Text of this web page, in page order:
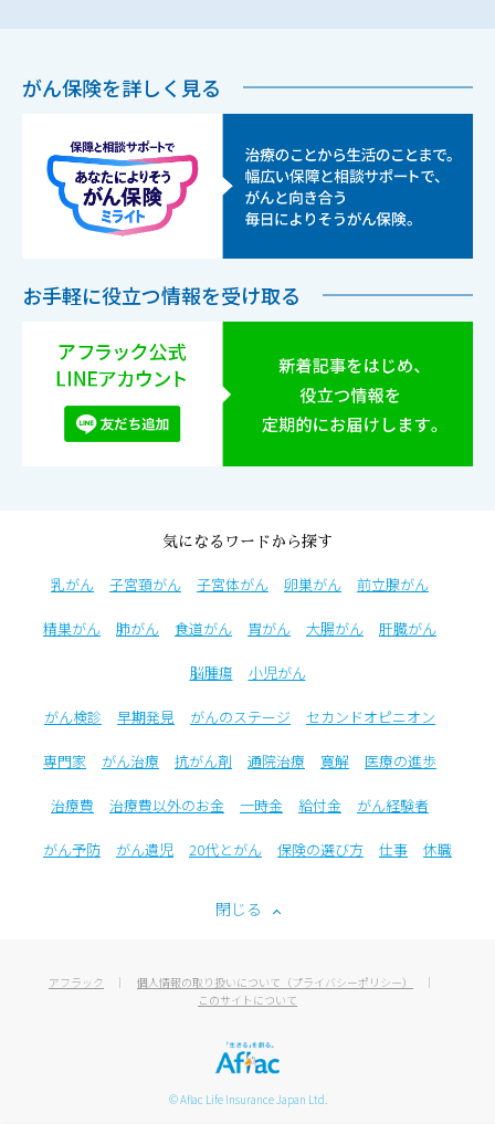
がん保険を詳しく見る
お手軽に役立つ情報を受け取る
気になるワードから探す
乳がん 子宮頚がん 子宮体がん 卵巣がん 前立腺がん
精巣がん 肺がん 食道がん 胃がん 大腸がん 肝臓がん
脳腫瘍 小児がん
がん検診 早期発見 がんのステージ セカンドオピニオン
専門家 がん治療 抗がん剤 通院治療 寛解 医療の進歩
治療費 治療費以外のお金 一時金 給付金 がん経験者
がん予防 がん遺児 20代とがん 保険の選び方 仕事 休職
閉じる
アフラック
個人情報の取り扱いについて（プライバシーポリシー）
このサイトについて
© Aflac Life Insurance Japan Ltd.